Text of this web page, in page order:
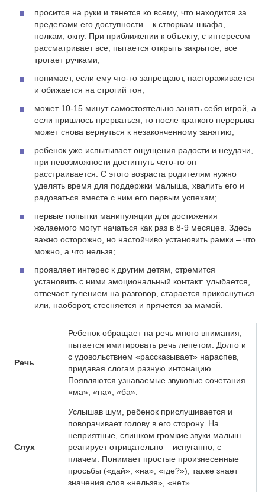
просится на руки и тянется ко всему, что находится за
пределами его доступности – к створкам шкафа,
полкам, окну. При приближении к объекту, с интересом
рассматривает все, пытается открыть закрытое, все
трогает ручками;
понимает, если ему что-то запрещают, настораживается
и обижается на строгий тон;
может 10-15 минут самостоятельно занять себя игрой, а
если пришлось прерваться, то после краткого перерыва
может снова вернуться к незаконченному занятию;
ребенок уже испытывает ощущения радости и неудачи,
при невозможности достигнуть чего-то он
расстраивается. С этого возраста родителям нужно
уделять время для поддержки малыша, хвалить его и
радоваться вместе с ним его первым успехам;
первые попытки манипуляции для достижения
желаемого могут начаться как раз в 8-9 месяцев. Здесь
важно осторожно, но настойчиво установить рамки – что
можно, а что нельзя;
проявляет интерес к другим детям, стремится
установить с ними эмоциональный контакт: улыбается,
отвечает гулением на разговор, старается прикоснуться
или, наоборот, стесняется и прячется за мамой.
Речь
Ребенок обращает на речь много внимания,
пытается имитировать речь лепетом. Долго и
с удовольствием «рассказывает» нараспев,
придавая слогам разную интонацию.
Появляются узнаваемые звуковые сочетания
«ма», «па», «ба».
Слух
Услышав шум, ребенок прислушивается и
поворачивает голову в его сторону. На
неприятные, слишком громкие звуки малыш
реагирует отрицательно – испуганно, с
плачем. Понимает простые произнесенные
просьбы («дай», «на», «где?»), также знает
значения слов «нельзя», «нет».